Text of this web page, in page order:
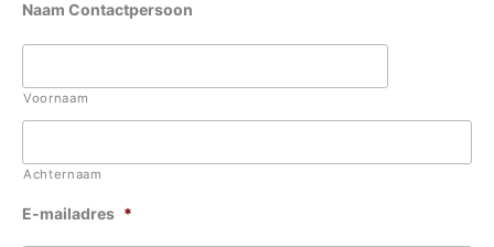
Naam Contactpersoon
Voornaam
Achternaam
E-mailadres *